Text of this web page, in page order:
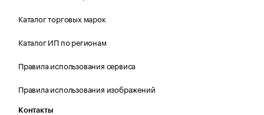
Каталог торговых марок
Каталог ИП по регионам
Правила использования сервиса
Правила использования изображений
Контакты